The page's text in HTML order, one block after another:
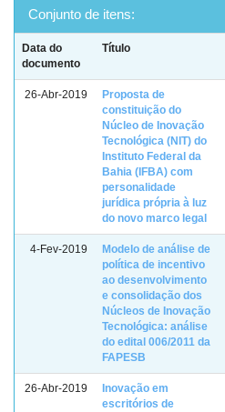
Conjunto de itens:
Data do
documento
Título
26-Abr-2019
Proposta de
constituição do
Núcleo de Inovação
Tecnológica (NIT) do
Instituto Federal da
Bahia (IFBA) com
personalidade
jurídica própria à luz
do novo marco legal
4-Fev-2019
Modelo de análise de
política de incentivo
ao desenvolvimento
e consolidação dos
Núcleos de Inovação
Tecnológica: análise
do edital 006/2011 da
FAPESB
26-Abr-2019
Inovação em
escritórios de